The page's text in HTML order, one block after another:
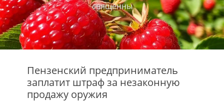
священны
Пензенский предприниматель
заплатит штраф за незаконную
продажу оружия